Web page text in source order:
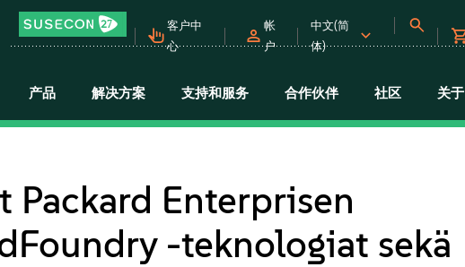
客户中
心
帐
户
中文(简
体)
产品 解决方案 支持和服务 合作伙伴 社区 关于
Packard Enterprisen
-teknologiat sekä